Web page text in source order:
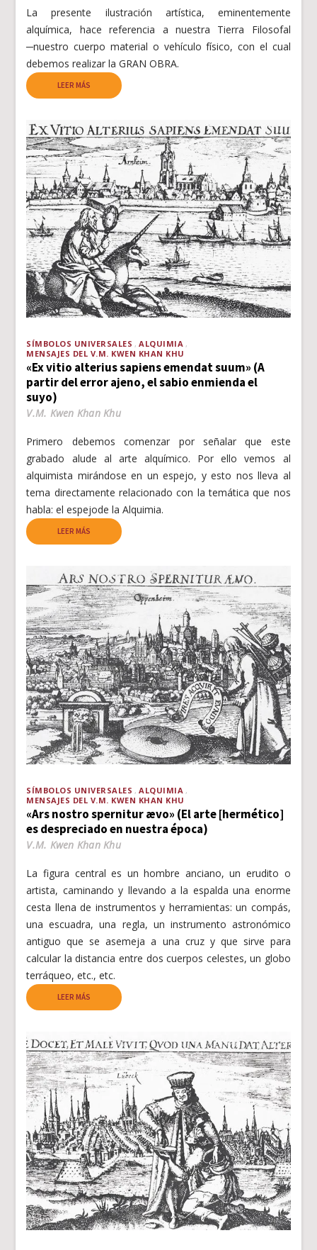
La presente ilustración artística, eminentemente
alquímica, hace referencia a nuestra Tierra Filosofal
─nuestro cuerpo material o vehículo físico, con el cual
debemos realizar la GRAN OBRA.
LEER MÁS
SÍMBOLOS UNIVERSALES
ALQUIMIA
MENSAJES DEL V.M. KWEN KHAN KHU
«Ex vitio alterius sapiens emendat suum» (A
partir del error ajeno, el sabio enmienda el
suyo)
V.M. Kwen Khan Khu
Primero debemos comenzar por señalar que este
grabado alude al arte alquímico. Por ello vemos al
alquimista mirándose en un espejo, y esto nos lleva al
tema directamente relacionado con la temática que nos
habla: el espejode la Alquimia.
LEER MÁS
SÍMBOLOS UNIVERSALES
ALQUIMIA
MENSAJES DEL V.M. KWEN KHAN KHU
«Ars nostro spernitur ævo» (El arte [hermético]
es despreciado en nuestra época)
V.M. Kwen Khan Khu
La figura central es un hombre anciano, un erudito o
artista, caminando y llevando a la espalda una enorme
cesta llena de instrumentos y herramientas: un compás,
una escuadra, una regla, un instrumento astronómico
antiguo que se asemeja a una cruz y que sirve para
calcular la distancia entre dos cuerpos celestes, un globo
terráqueo, etc., etc.
LEER MÁS